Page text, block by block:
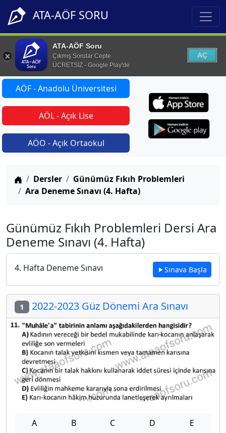
ATA-AÖF SORU
ATA-AÖF Soru
Çıkmış Sorular Cepte
ÜCRETSİZ - Google Play'de
AÇ
AÖF - Anadolu Üniversitesi
AÖL - Açık Lise
AÖO - Açık Ortaokul
Anasayfa
Dersler
Günümüz Fıkıh Problemleri
Ara Deneme Sınavı (4. Hafta)
Günümüz Fıkıh Problemleri Dersi Ara
Deneme Sınavı (4. Hafta)
4. Hafta Deneme Sınavı Sınava Başla
1 2022-2023 Güz Dönemi Ara Sınavı
A B C D E